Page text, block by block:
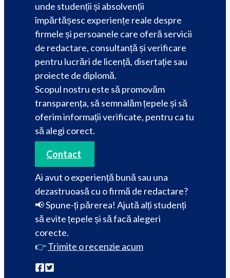
unde studenții și absolvenții
împărtășesc experiențe reale despre
firmele și persoanele care oferă servicii
de redactare, consultanță și verificare
pentru lucrări de licență, disertație sau
proiecte de diplomă.
Scopul nostru este să promovăm
transparența, să semnalăm țepele și să
oferim informații verificate, pentru ca tu
să alegi corect.
Contact
Ai avut o experiență bună sau una
dezastruoasă cu o firmă de redactare?
📢 Spune-ți părerea! Ajută alți studenți
să evite țepele și să facă alegeri
corecte.
👉Trimite o recenzie acum